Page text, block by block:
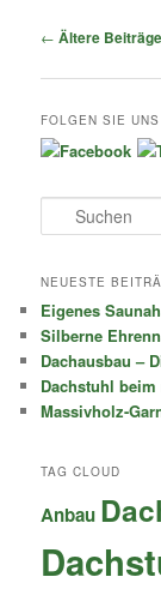
Beitragsnavigation
← Ältere Beiträge
FOLGEN SIE UNS
u
h
n
NEUESTE
Eigenes
Silberne
Dachausbau –
Dachstuhl
Massivholz-
TAG CLOUD
Anbau